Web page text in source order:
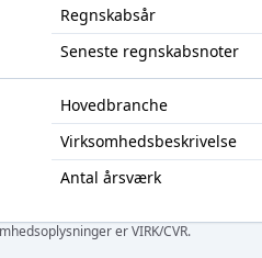
Regnskabsår
Seneste regnskabsnoter
Hovedbranche
Virksomhedsbeskrivelse
Antal årsværk
er VIRK/CVR.